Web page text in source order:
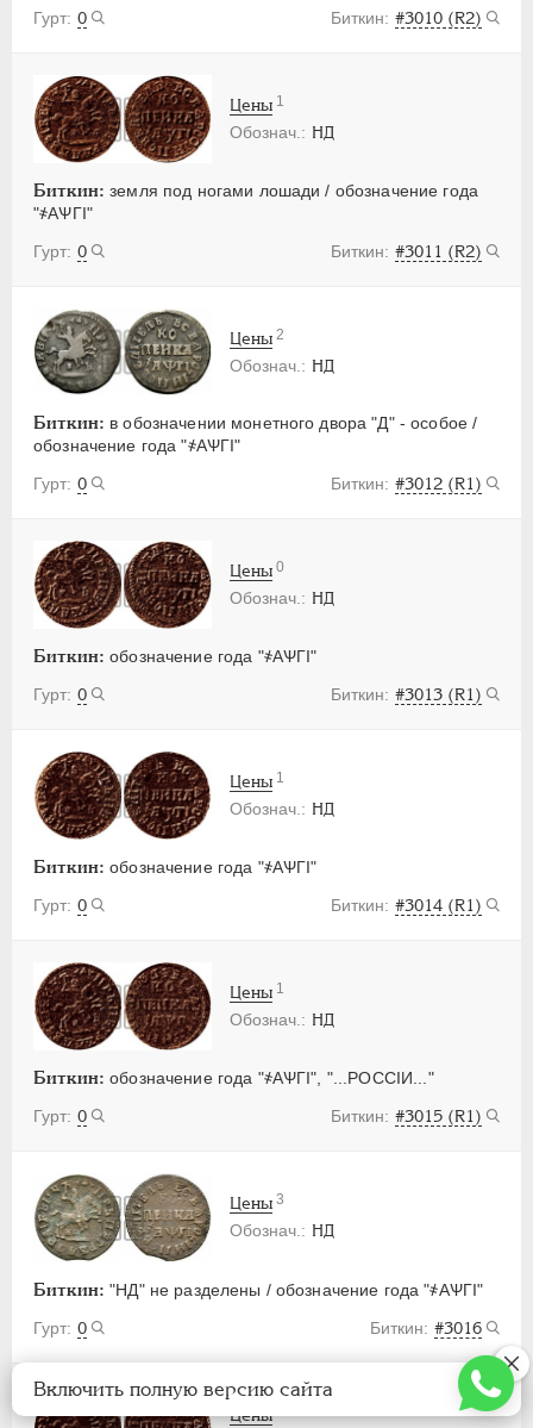
0
#3010 (R2)
НД
Биткин: земля под ногами лошади / обозначение года
"҂АѰГI"
0
#3011 (R2)
Цены 1
НД
Биткин: в обозначении монетного двора "Д" - особое /
обозначение года "҂АѰГI"
0
#3012 (R1)
Цены 2
НД
Биткин: обозначение года "҂АѰГI"
0
#3013 (R1)
Цены 0
НД
Биткин: обозначение года "҂АѰГI"
0
#3014 (R1)
Цены 1
НД
Биткин: обозначение года "҂АѰГI", "...РОССIИ..."
0
#3015 (R1)
Цены 1
НД
Биткин: "НД" не разделены / обозначение года "҂АѰГI"
0
#3016
Цены 3
Цены
Включить полную версию сайта